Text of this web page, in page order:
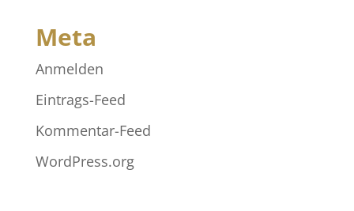
Meta
Anmelden
Eintrags-Feed
Kommentar-Feed
WordPress.org